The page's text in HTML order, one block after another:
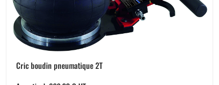
Cric boudin pneumatique 2T